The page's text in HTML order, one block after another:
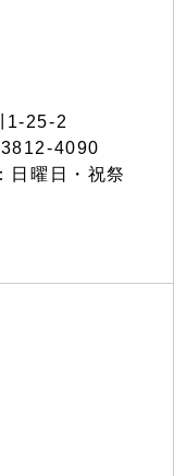
1-25-2
4090
日曜日・祝祭